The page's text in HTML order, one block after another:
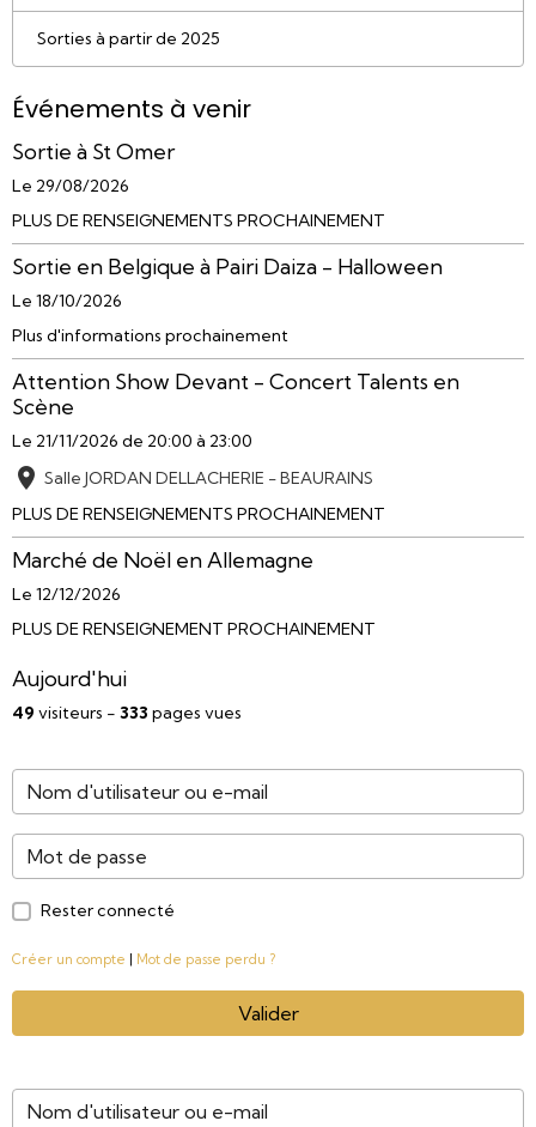
Sorties à partir de 2025
Événements à venir
Sortie à St Omer
Le 29/08/2026
PLUS DE RENSEIGNEMENTS PROCHAINEMENT
Sortie en Belgique à Pairi Daiza - Halloween
Le 18/10/2026
Plus d'informations prochainement
Attention Show Devant - Concert Talents en
Scène
Le 21/11/2026 de 20:00 à 23:00
Salle JORDAN DELLACHERIE - BEAURAINS
PLUS DE RENSEIGNEMENTS PROCHAINEMENT
Marché de Noël en Allemagne
Le 12/12/2026
PLUS DE RENSEIGNEMENT PROCHAINEMENT
Aujourd'hui
49 visiteurs - 333 pages vues
Rester connecté
Créer un compte Mot de passe perdu ?
Valider